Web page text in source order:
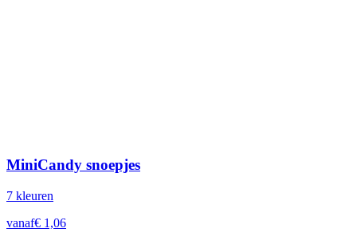
MiniCandy snoepjes
7 kleuren
vanaf€ 1,06